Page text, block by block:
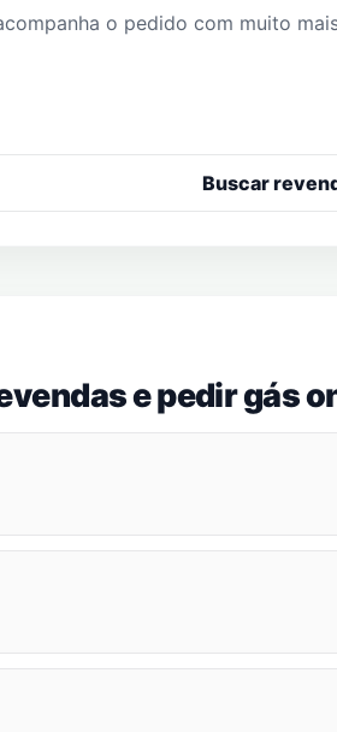
o pedido com muito
Buscar
e pedir gás